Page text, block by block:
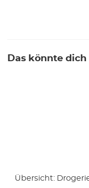
Das könnte
Übersicht: